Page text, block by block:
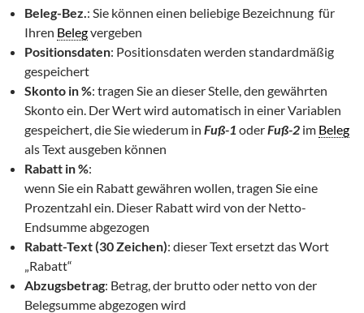
Beleg-Bez.: Sie können einen beliebige Bezeichnung für
Ihren Belegvergeben
Positionsdaten: Positionsdaten werden standardmäßig
gespeichert
Skonto in %: tragen Sie an dieser Stelle, den gewährten
Skonto ein. Der Wert wird automatisch in einer Variablen
gespeichert, die Sie wiederum in Fuß-1 oderFuß-2 im Beleg
als Text ausgeben können
Rabatt in %:
wenn Sie ein Rabatt gewähren wollen, tragen Sie eine
Prozentzahl ein. Dieser Rabatt wird von der Netto-
Endsumme abgezogen
Rabatt-Text (30 Zeichen): dieser Text ersetzt das Wort
„Rabatt“
Abzugsbetrag: Betrag, der brutto oder netto von der
Belegsumme abgezogen wird